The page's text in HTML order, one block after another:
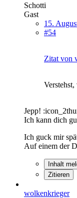
Schotti
Gast
15.
#54
Zitat von
Jepp!
Ich kann dich
Ich guck mir
Auf einem der
Inhalt
Zitieren
wolkenkrieger